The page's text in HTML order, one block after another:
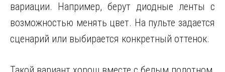
вариации. Например, берут диодные ленты с
возможностью менять цвет. На пульте задается
сценарий или выбирается конкретный оттенок.